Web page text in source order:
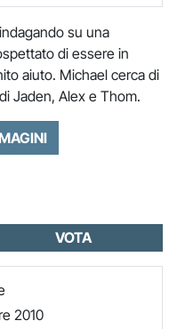
su una
di essere in
aiuto. Michael cerca di
Jaden, Alex e Thom.
VOTA
2010